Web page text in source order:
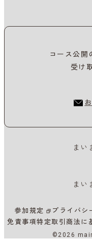
コース公開
受け
まい
まい
参加規定
プライバシ
免責事項特定取引商法に
©2026